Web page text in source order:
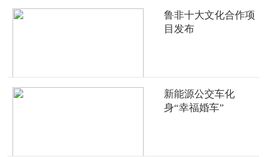
鲁非十大文化合作项
目发布
新能源公交车化
身“幸福婚车”